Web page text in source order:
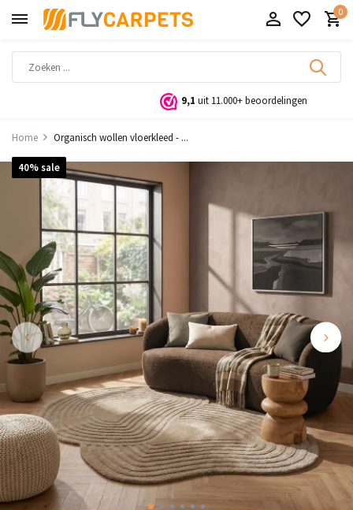
0
uit 11.000+ beoordelingen
Home Organisch wollen vloerkleed - ...
40% sale